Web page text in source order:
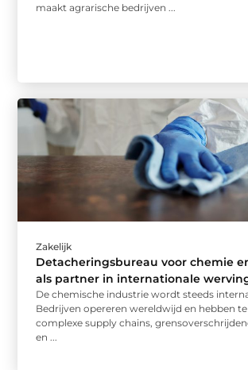
maakt agrarische bedrijven ...
Zakelijk
Detacheringsbureau voor chemie
als partner in internationale
De chemische industrie wordt steeds
Bedrijven opereren wereldwijd en hebben
complexe supply chains,
en ...